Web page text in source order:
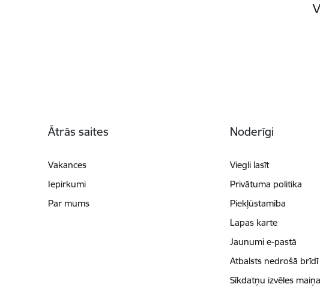
Ātrās saites
Vakances
Iepirkumi
Par mums
Noderīgi
Viegli lasīt
Privātuma politika
Piekļūstamība
Lapas karte
Jaunumi e-pastā
Atbalsts nedrošā brīdī
Sīkdatņu izvēles maiņa